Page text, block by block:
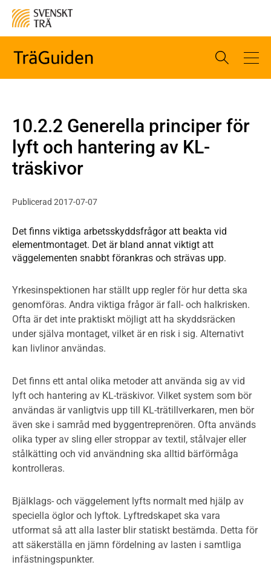
10.2.2 Generella principer för
lyft och hantering av KL-
träskivor
Publicerad 2017-07-07
Det finns viktiga arbetsskyddsfrågor att beakta vid
elementmontaget. Det är bland annat viktigt att
väggelementen snabbt förankras och strävas upp.
Yrkesinspektionen har ställt upp regler för hur detta ska
genomföras. Andra viktiga frågor är fall- och halkrisken.
Ofta är det inte praktiskt möjligt att ha skyddsräcken
under själva montaget, vilket är en risk i sig. Alternativt
kan livlinor användas.
Det finns ett antal olika metoder att använda sig av vid
lyft och hantering av KL-träskivor. Vilket system som bör
användas är vanligtvis upp till KL-trätillverkaren, men bör
även ske i samråd med byggentreprenören. Ofta används
olika typer av sling eller stroppar av textil, stålvajer eller
stålkätting och vid användning ska alltid bärförmåga
kontrolleras.
Bjälklags- och väggelement lyfts normalt med hjälp av
speciella öglor och lyftok. Lyftredskapet ska vara
utformat så att alla laster blir statiskt bestämda. Detta för
att säkerställa en jämn fördelning av lasten i samtliga
infästningspunkter.